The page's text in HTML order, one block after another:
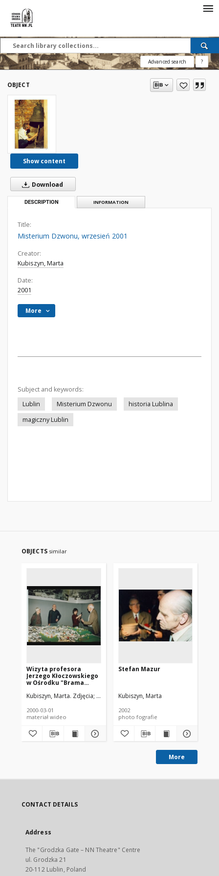
Advanced search ?
OBJECT
Show content
Download
DESCRIPTION INFORMATION
Title:
Misterium Dzwonu, wrzesień 2001
Creator:
Kubiszyn, Marta
Date:
2001
More
Subject and keywords:
Lublin
Misterium Dzwonu
historia Lublina
magiczny Lublin
OBJECTS similar
Wizyta profesora
Jerzego Kłoczowskiego
w Ośrodku "Brama
Kubiszyn, Marta. Zdjęcia Kryczka, Karolina. Montaż
2000-03-01
materiał wideo
Stefan Mazur
Kubiszyn, Marta
2002
photo fografie
More
CONTACT DETAILS
Address
The "Grodzka Gate – NN Theatre" Centre
ul. Grodzka 21
20-112 Lublin, Poland